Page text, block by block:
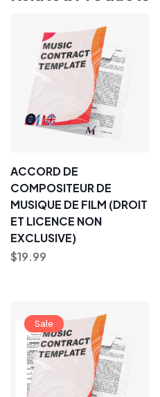
ACCORD DE
COMPOSITEUR DE
MUSIQUE DE FILM (DROIT
ET LICENCE NON
EXCLUSIVE)
$19.99
Sale